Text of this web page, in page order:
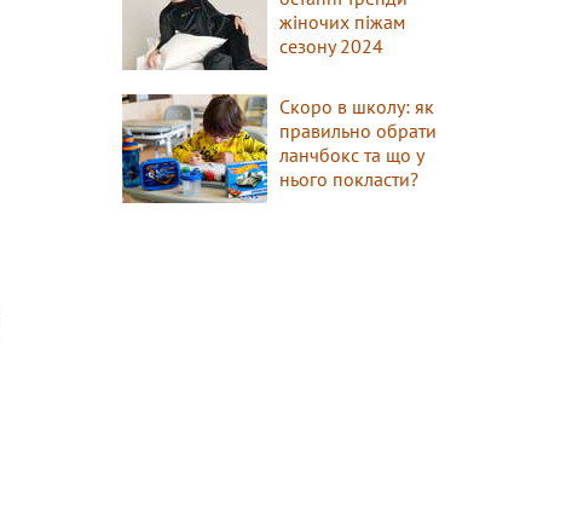
жіночих піжам
сезону 2024
Скоро в школу: як
правильно обрати
ланчбокс та що у
нього покласти?